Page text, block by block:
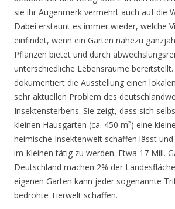
sie ihr Augenmerk vermehrt auch auf die
Dabei erstaunt es immer wieder, welche
einfindet, wenn ein Garten nahezu
Pflanzen bietet und durch
unterschiedliche Lebensräume
dokumentiert die Ausstellung einen
sehr aktuellen Problem des
Insektensterbens. Sie zeigt, dass sich
kleinen Hausgarten (ca. 450 m²) eine
heimische Insektenwelt schaffen lässt
im Kleinen tätig zu werden. Etwa 17 Mill.
Deutschland machen 2% der
eigenen Garten kann jeder sogenannte
bedrohte Tierwelt schaffen.